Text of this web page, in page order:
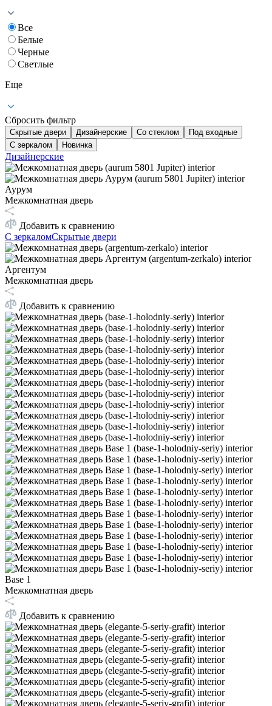
Все
Белые
Черные
Светлые
Еще
Сбросить фильтр
Скрытые двери Дизайнерские Со стеклом
Под входные
С зеркалом
Новинка
Дизайнерские
Аурум
Межкомнатная дверь
Добавить к сравнению
С зеркаломСкрытые двери
Аргентум
Межкомнатная дверь
Добавить к сравнению
Base 1
Межкомнатная дверь
Добавить к сравнению